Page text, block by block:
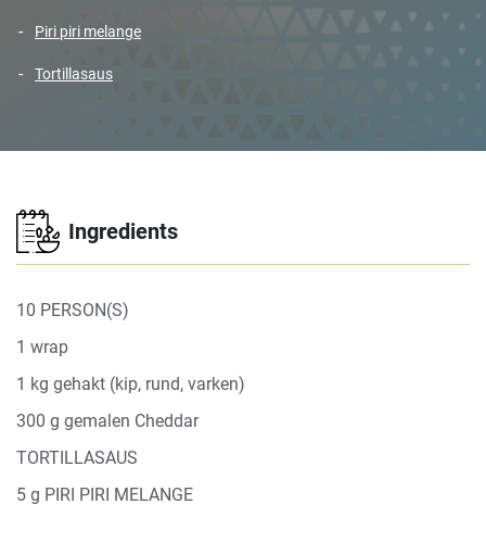
piri piri melange
tortillasaus
Ingredients
10 PERSON(S)
1 wrap
1 kg gehakt (kip, rund, varken)
300 g gemalen Cheddar
TORTILLASAUS
5 g PIRI PIRI MELANGE